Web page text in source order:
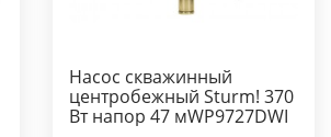
Насос скважинный
центробежный Sturm! 370
Вт напор 47 мWP9727DWI